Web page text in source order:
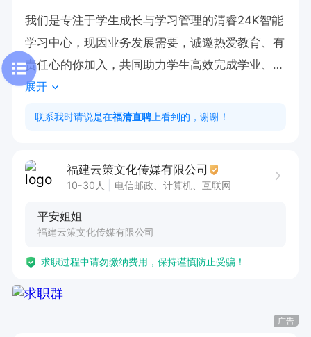
我们是专注于学生成长与学习管理的清睿24K智能
学习中心，现因业务发展需要，诚邀热爱教育、有
责任心的你加入，共同助力学生高效完成学业、培
养良好学习习惯。
1. 负责学生课后托管期间的秩序管理，监督学生按
2. 协助引导学生整理学习资料、规划学习时间，
3. 关注学生学习状态与情绪，及时与家长沟通学
生托管期间的表现。
展开
联系我时请说是在福清直聘 上看到的，谢谢！
福建云策文化传媒有限公司
10-30人 电信邮政、计算机、互联网
平安姐姐
福建云策文化传媒有限公司
求职过程中请勿缴纳费用，保持谨慎防止受骗！
广告